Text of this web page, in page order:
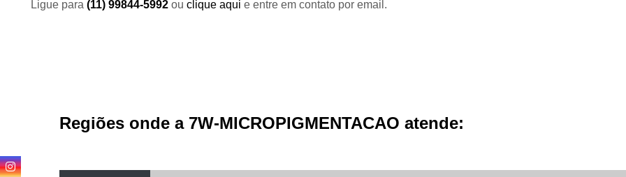
Ligue para (11) 99844-5992 ou clique aqui e entre em contato por email.
Regiões onde a 7W-MICROPIGMENTACAO atende: